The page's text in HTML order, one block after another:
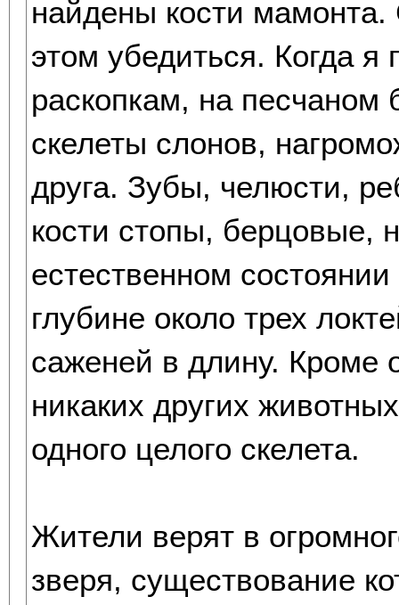
найдены кости мамонта.
этом убедиться. Когда
раскопкам, на песчаном
скелеты слонов,
друга. Зубы, челюсти,
кости стопы, берцовые,
естественном
глубине около трех
саженей в длину. Кроме
никаких других
одного целого скелета.
Жители верят в
зверя, существование